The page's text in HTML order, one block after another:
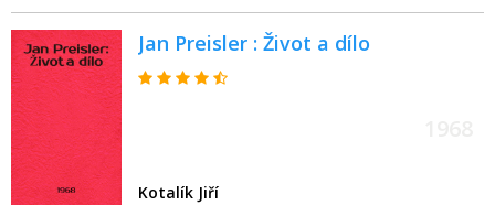
St.Petersburg
Jan Preisler : Život a dílo
Kotalík Jiří